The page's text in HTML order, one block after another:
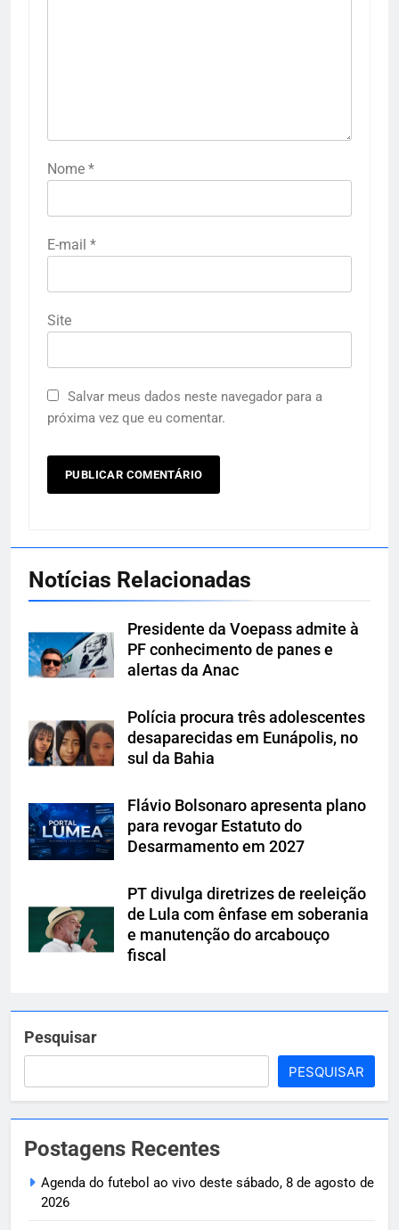
Nome *
E-mail *
Site
Salvar meus dados neste navegador para a
próxima vez que eu comentar.
Notícias Relacionadas
Presidente da Voepass admite à
PF conhecimento de panes e
alertas da Anac
Polícia procura três adolescentes
desaparecidas em Eunápolis, no
sul da Bahia
Flávio Bolsonaro apresenta plano
para revogar Estatuto do
Desarmamento em 2027
PT divulga diretrizes de reeleição
de Lula com ênfase em soberania
e manutenção do arcabouço
fiscal
Pesquisar
PESQUISAR
Postagens Recentes
Agenda do futebol ao vivo deste sábado, 8 de agosto de
2026